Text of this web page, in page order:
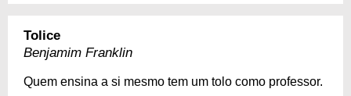
Tolice
Benjamim Franklin
Quem ensina a si mesmo tem um tolo como professor.